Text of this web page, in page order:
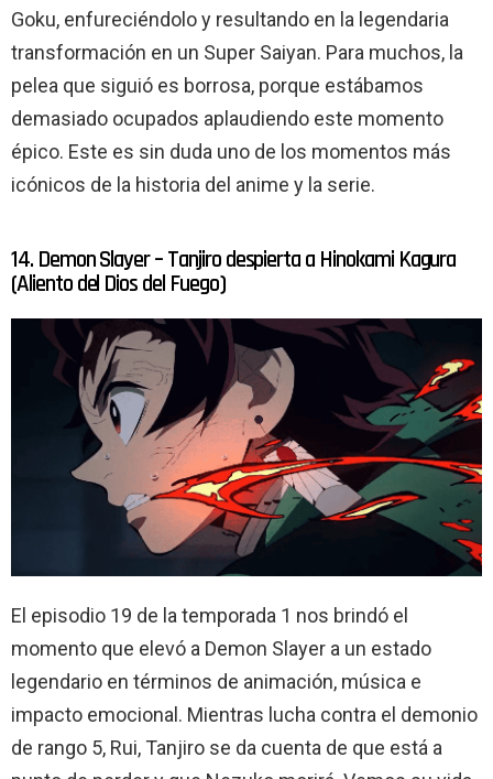
Goku, enfureciéndolo y resultando en la legendaria
transformación en un Super Saiyan. Para muchos, la
pelea que siguió es borrosa, porque estábamos
demasiado ocupados aplaudiendo este momento
épico. Este es sin duda uno de los momentos más
icónicos de la historia del anime y la serie.
14. Demon Slayer – Tanjiro despierta a Hinokami Kagura
(Aliento del Dios del Fuego)
El episodio 19 de la temporada 1 nos brindó el
momento que elevó a Demon Slayer a un estado
legendario en términos de animación, música e
impacto emocional. Mientras lucha contra el demonio
de rango 5, Rui, Tanjiro se da cuenta de que está a